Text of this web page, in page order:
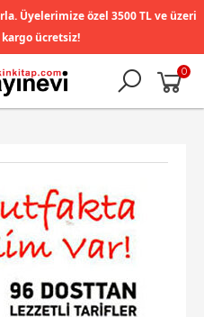
Üyelerimize özel 3500 TL ve üzeri
ücretsiz!
0